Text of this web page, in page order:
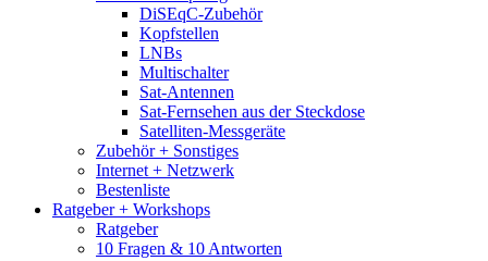
DiSEqC-Zubehör
Kopfstellen
LNBs
Multischalter
Sat-Antennen
Sat-Fernsehen aus der Steckdose
Satelliten-Messgeräte
Zubehör + Sonstiges
Internet + Netzwerk
Bestenliste
Ratgeber + Workshops
Ratgeber
10 Fragen & 10 Antworten